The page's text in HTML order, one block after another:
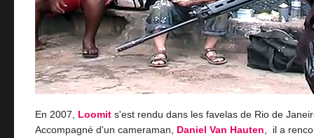
En 2007, Loomit s'est rendu dans les favelas de Rio de
Accompagné d'un cameraman, Daniel Van Hauten , il a